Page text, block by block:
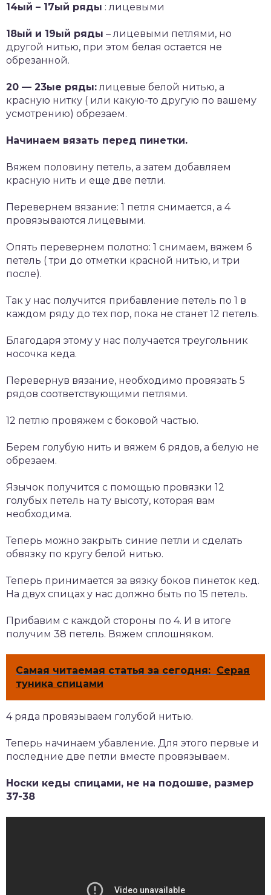
14ый – 17ый ряды : лицевыми
18ый и 19ый ряды – лицевыми петлями, но
другой нитью, при этом белая остается не
обрезанной.
20 — 23ые ряды: лицевые белой нитью, а
красную нитку ( или какую-то другую по вашему
усмотрению) обрезаем.
Начинаем вязать перед пинетки.
Вяжем половину петель, а затем добавляем
красную нить и еще две петли.
Перевернем вязание: 1 петля снимается, а 4
провязываются лицевыми.
Опять перевернем полотно: 1 снимаем, вяжем 6
петель ( три до отметки красной нитью, и три
после).
Так у нас получится прибавление петель по 1 в
каждом ряду до тех пор, пока не станет 12 петель.
Благодаря этому у нас получается треугольник
носочка кеда.
Перевернув вязание, необходимо провязать 5
рядов соответствующими петлями.
12 петлю провяжем с боковой частью.
Берем голубую нить и вяжем 6 рядов, а белую не
обрезаем.
Язычок получится с помощью провязки 12
голубых петель на ту высоту, которая вам
необходима.
Теперь можно закрыть синие петли и сделать
обвязку по кругу белой нитью.
Теперь принимается за вязку боков пинеток кед.
На двух спицах у нас должно быть по 15 петель.
Прибавим с каждой стороны по 4. И в итоге
получим 38 петель. Вяжем сплошняком.
Самая читаемая статья за сегодня: Серая
туника спицами
4 ряда провязываем голубой нитью.
Теперь начинаем убавление. Для этого первые и
последние две петли вместе провязываем.
Носки кеды спицами, не на подошве, размер
37-38